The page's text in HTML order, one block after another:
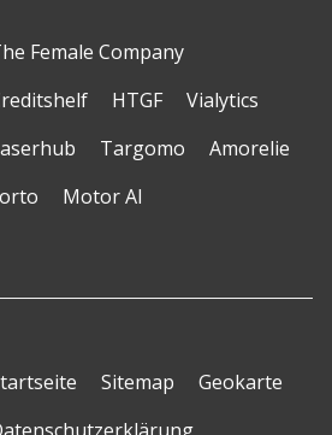
Female Company
HTGF
Vialytics
Targomo
Amorelie
Motor AI
Sitemap
Geokarte